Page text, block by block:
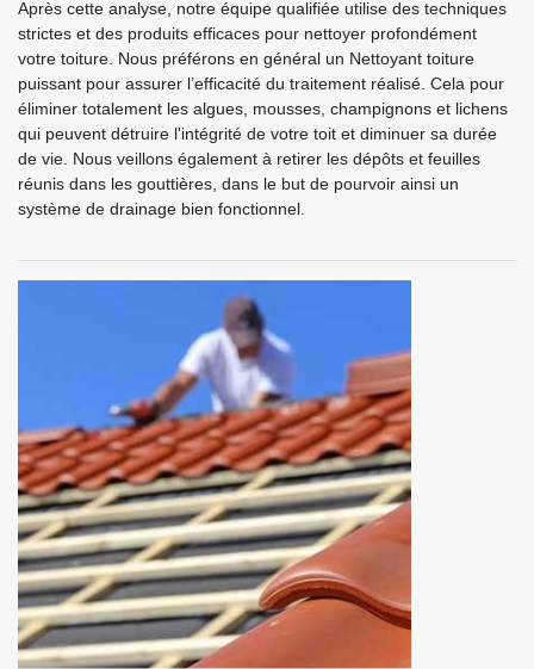
Après cette analyse, notre équipe qualifiée utilise des techniques
strictes et des produits efficaces pour nettoyer profondément
votre toiture. Nous préférons en général un Nettoyant toiture
puissant pour assurer l’efficacité du traitement réalisé. Cela pour
éliminer totalement les algues, mousses, champignons et lichens
qui peuvent détruire l'intégrité de votre toit et diminuer sa durée
de vie. Nous veillons également à retirer les dépôts et feuilles
réunis dans les gouttières, dans le but de pourvoir ainsi un
système de drainage bien fonctionnel.